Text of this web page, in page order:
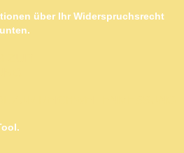
über Ihr Widerspruchsrecht